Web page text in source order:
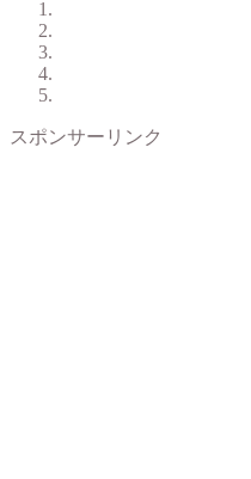
スポンサーリンク